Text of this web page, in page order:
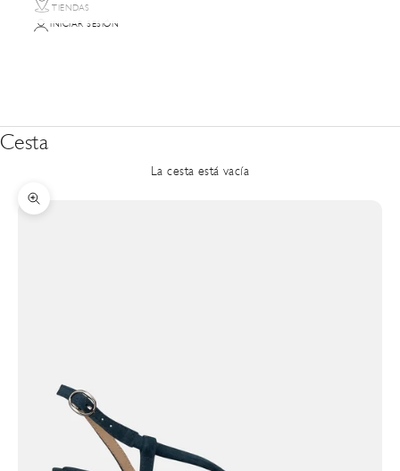
TIENDAS
INICIAR SESIÓN
Cesta
La cesta está vacía
Zoom